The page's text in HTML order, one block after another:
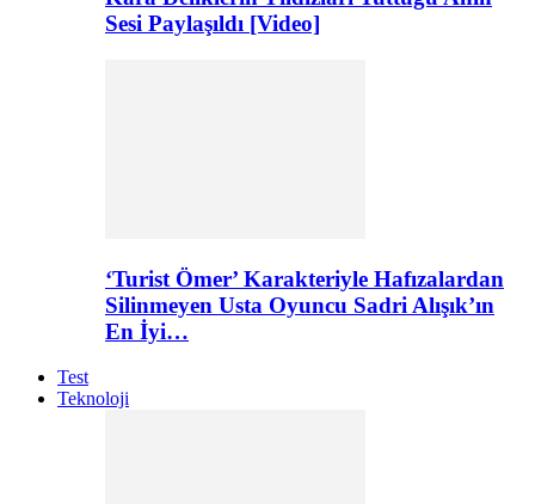
Sesi Paylaşıldı [Video]
‘Turist Ömer’ Karakteriyle Hafızalardan
Silinmeyen Usta Oyuncu Sadri Alışık’ın
En İyi…
Test
Teknoloji